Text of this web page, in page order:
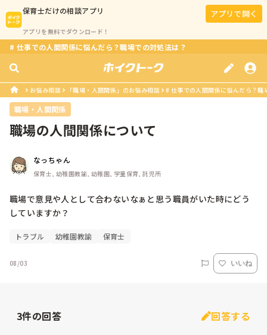
保育士だけの相談アプリ
アプリを無料でダウンロード！
アプリで開く
# 仕事での人間関係に悩んだら？職場での対処法は？
お悩み相談 「職場・人間関係」のお悩み相談 # 仕事での人間関係に悩んだら？職
職場・人間関係
職場の人間関係について
なっちゃん
保育士, 幼稚園教諭, 幼稚園, 学童保育, 託児所
職場で意見や人として合わないなぁと思う職員がいた時にどう
していますか？
トラブル 幼稚園教諭 保育士
08/03 いいね
3件の回答 回答する